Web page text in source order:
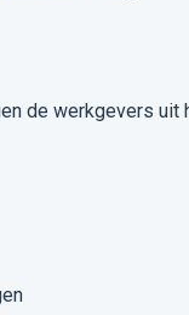
de werkgevers uit